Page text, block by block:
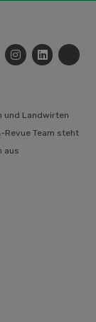
und Landwirten
Revue Team steht
aus